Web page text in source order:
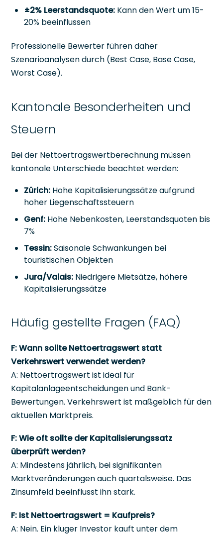
±2% Leerstandsquote: Kann den Wert um 15-
20% beeinflussen
Professionelle Bewerter führen daher
Szenarioanalysen durch (Best Case, Base Case,
Worst Case).
Kantonale Besonderheiten und
Steuern
Bei der Nettoertragswertberechnung müssen
kantonale Unterschiede beachtet werden:
Zürich: Hohe Kapitalisierungssätze aufgrund
hoher Liegenschaftssteuern
Genf: Hohe Nebenkosten, Leerstandsquoten bis
7%
Tessin:Saisonale Schwankungen bei
touristischen Objekten
Jura/Valais: Niedrigere Mietsätze, höhere
Kapitalisierungssätze
Häufig gestellte Fragen (FAQ)
F: Wann sollte Nettoertragswert statt
Verkehrswert verwendet werden?
A: Nettoertragswert ist ideal für
Kapitalanlageentscheidungen und Bank-
Bewertungen. Verkehrswert ist maßgeblich für den
aktuellen Marktpreis.
F: Wie oft sollte der Kapitalisierungssatz
überprüft werden?
A: Mindestens jährlich, bei signifikanten
Marktveränderungen auch quartalsweise. Das
Zinsumfeld beeinflusst ihn stark.
F: Ist Nettoertragswert = Kaufpreis?
A: Nein. Ein kluger Investor kauft unter dem